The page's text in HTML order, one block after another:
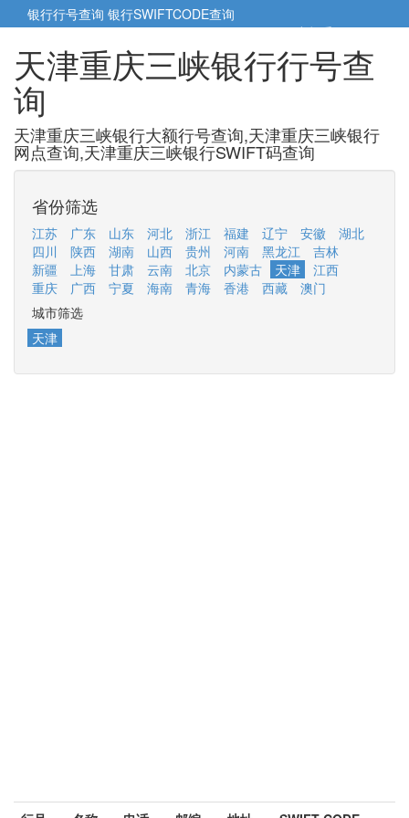
银行行号查询 银行SWIFTCODE查询
5cm小帮手5cm.cn
天津重庆三峡银行行号查
询
天津重庆三峡银行大额行号查询,天津重庆三峡银行
网点查询,天津重庆三峡银行SWIFT码查询
省份筛选
江苏 广东 山东 河北 浙江 福建 辽宁 安徽
湖北
四川
陕西 湖南 山西 贵州 河南 黑龙江
吉林
新疆
上海 甘肃 云南 北京 内蒙古 天津
江西
重庆
广西 宁夏 海南 青海 香港 西藏
澳门
城市筛选
天津